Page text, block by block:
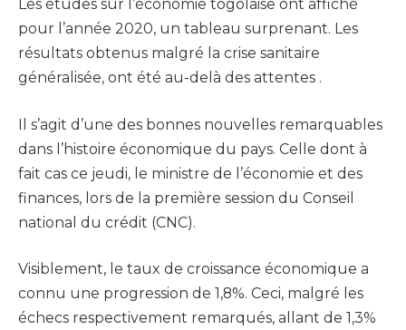
Les études sur l’économie togolaise ont affiché
pour l’année 2020, un tableau surprenant. Les
résultats obtenus malgré la crise sanitaire
généralisée, ont été au-delà des attentes .
Il s’agit d’une des bonnes nouvelles remarquables
dans l’histoire économique du pays. Celle dont à
fait cas ce jeudi, le ministre de l’économie et des
finances, lors de la première session du Conseil
national du crédit (CNC).
Visiblement, le taux de croissance économique a
connu une progression de 1,8%. Ceci, malgré les
échecs respectivement remarqués, allant de 1,3%